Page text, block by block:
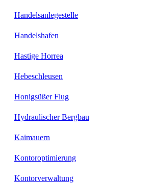
Handelsanlegestelle
Handelshafen
Hastige Horrea
Hebeschleusen
Honigsüßer Flug
Hydraulischer Bergbau
Kaimauern
Kontoroptimierung
Kontorverwaltung